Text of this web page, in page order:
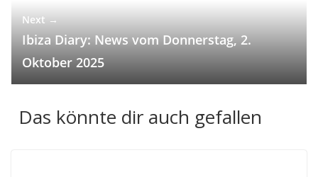
Next →
Ibiza Diary: News vom Donnerstag, 2.
Oktober 2025
Das könnte dir auch gefallen